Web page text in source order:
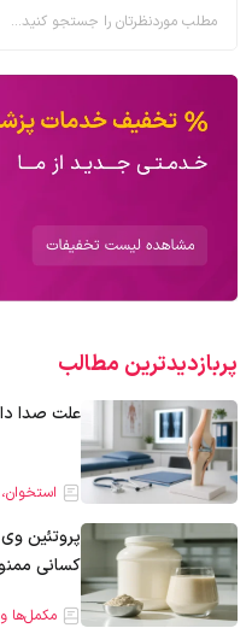
پربازدیدترین‌ مطالب
علت صدا
پروتئین
کسانی
مکمل‌ها و